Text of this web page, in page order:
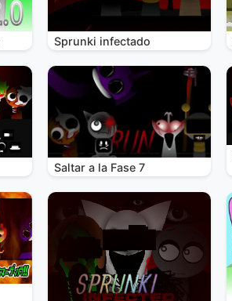
Sprunki infectado
Saltar a la Fase 7